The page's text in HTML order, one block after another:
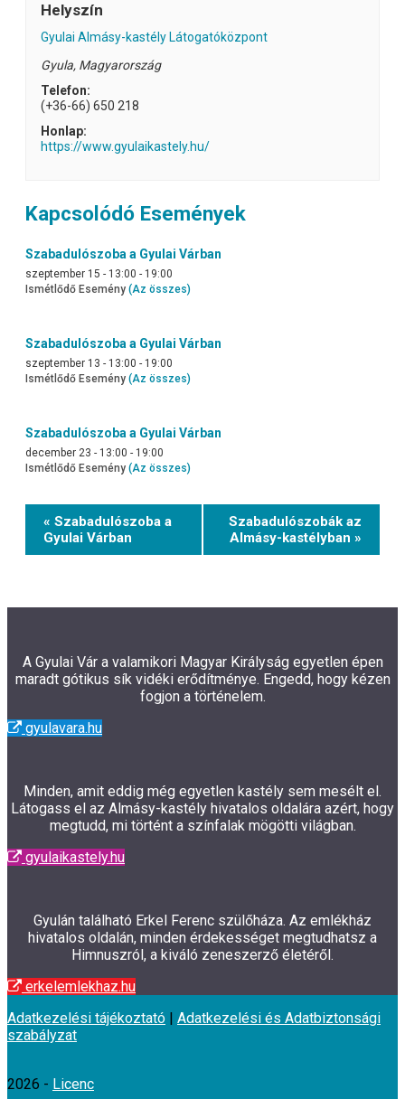
Helyszín
Gyulai Almásy-kastély Látogatóközpont
Gyula, Magyarország
Telefon:
(+36-66) 650 218
Honlap:
https://www.gyulaikastely.hu/
Kapcsolódó Események
Szabadulószoba a Gyulai Várban
szeptember 15 - 13:00 - 19:00
Ismétlődő Esemény (Az összes)
Szabadulószoba a Gyulai Várban
szeptember 13 - 13:00 - 19:00
Ismétlődő Esemény (Az összes)
Szabadulószoba a Gyulai Várban
december 23 - 13:00 - 19:00
Ismétlődő Esemény (Az összes)
Event
Navigation
« Szabadulószoba a
Gyulai Várban
Szabadulószobák az
Almásy-kastélyban »
A Gyulai Vár a valamikori Magyar Királyság egyetlen épen
maradt gótikus sík vidéki erődítménye. Engedd, hogy kézen
fogjon a történelem.
gyulavara.hu
Minden, amit eddig még egyetlen kastély sem mesélt el.
Látogass el az Almásy-kastély hivatalos oldalára azért, hogy
megtudd, mi történt a színfalak mögötti világban.
gyulaikastely.hu
Gyulán található Erkel Ferenc szülőháza. Az emlékház
hivatalos oldalán, minden érdekességet megtudhatsz a
Himnuszról, a kiváló zeneszerző életéről.
erkelemlekhaz.hu
Adatkezelési tájékoztató | Adatkezelési és Adatbiztonsági
szabályzat
2026 - Licenc